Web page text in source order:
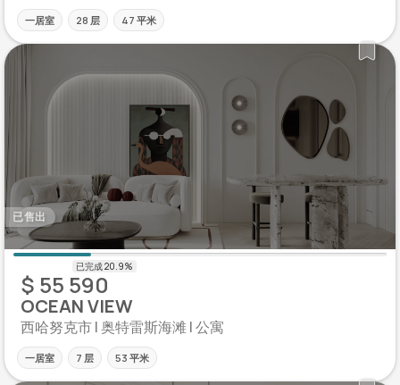
一居室 28 层 47 平米
已售出
$ 55 590
OCEAN VIEW
西哈努克市 | 奥特雷斯海滩 | 公寓
一居室 7 层 53 平米